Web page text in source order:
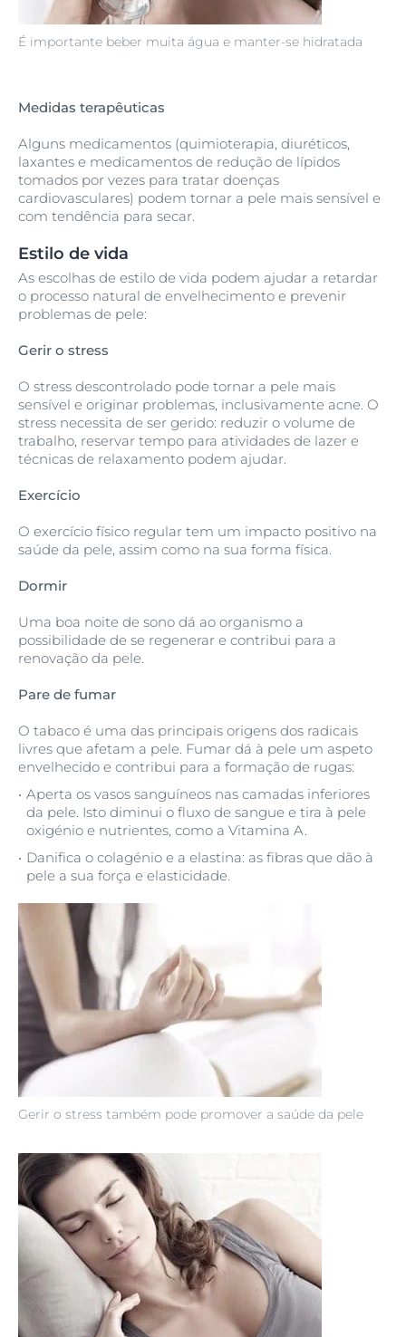
É importante beber muita água e manter-se hidratada
Medidas terapêuticas
Alguns medicamentos (quimioterapia, diuréticos,
laxantes e medicamentos de redução de lípidos
tomados por vezes para tratar doenças
cardiovasculares) podem tornar a pele mais sensível e
com tendência para secar.
Estilo de vida
As escolhas de estilo de vida podem ajudar a retardar
o processo natural de envelhecimento e prevenir
problemas de pele:
Gerir o stress também pode promover a saúde da pele
Gerir o stress
O stress descontrolado pode tornar a pele mais
sensível e originar problemas, inclusivamente acne. O
stress necessita de ser gerido: reduzir o volume de
trabalho, reservar tempo para atividades de lazer e
técnicas de relaxamento podem ajudar.
Exercício
O exercício físico regular tem um impacto positivo na
saúde da pele, assim como na sua forma física.
Dormir
Uma boa noite de sono dá ao organismo a
possibilidade de se regenerar e contribui para a
renovação da pele.
Pare de fumar
O tabaco é uma das principais origens dos radicais
livres que afetam a pele. Fumar dá à pele um aspeto
envelhecido e contribui para a formação de rugas:
Aperta os vasos sanguíneos nas camadas inferiores
da pele. Isto diminui o fluxo de sangue e tira à pele
oxigénio e nutrientes, como a Vitamina A.
Danifica o colagénio e a elastina: as fibras que dão à
pele a sua força e elasticidade.